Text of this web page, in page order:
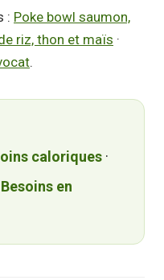
: Poke bowl saumon,
riz, thon et maïs ·
.
caloriques ·
Besoins en